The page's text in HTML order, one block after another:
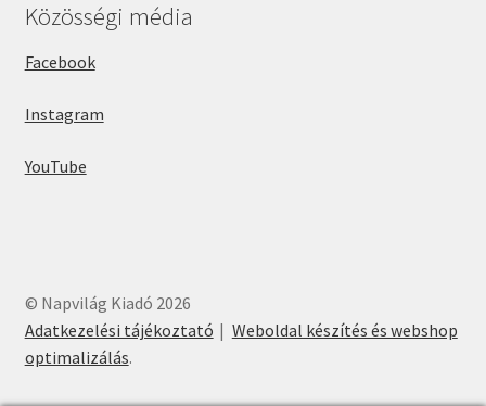
Közösségi média
Facebook
Instagram
YouTube
© Napvilág Kiadó 2026
Adatkezelési tájékoztató
Weboldal készítés és webshop
optimalizálás.